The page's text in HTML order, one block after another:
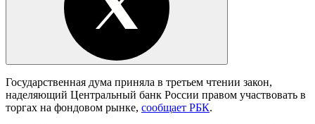
Государственная дума приняла в третьем чтении закон,
наделяющий Центральный банк России правом участвовать в
торгах на фондовом рынке, сообщает РБК.